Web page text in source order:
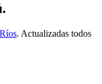
.
. Actualizadas todos